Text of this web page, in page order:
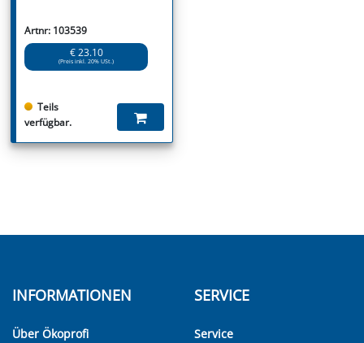
Artnr: 103539
€ 23.10
(Preis inkl. 20% USt.)
Teils
verfügbar.
INFORMATIONEN
Über Ökoprofi
SERVICE
Service